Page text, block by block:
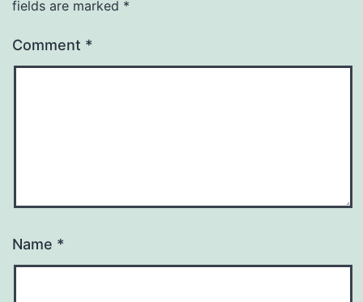
fields are marked *
Comment *
Name *